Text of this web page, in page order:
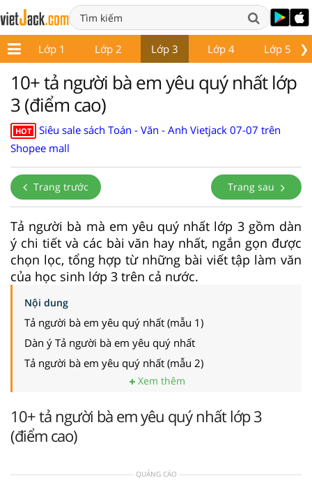
❯
Lớp 1 Lớp 2 Lớp 3 Lớp 4 Lớp 5
10+ tả người bà em yêu quý nhất lớp
3 (điểm cao)
HOT
Siêu sale sách Toán - Văn - Anh Vietjack 07-07 trên
Shopee mall
Trang trước Trang sau
Tả người bà mà em yêu quý nhất lớp 3 gồm dàn
ý chi tiết và các bài văn hay nhất, ngắn gọn được
chọn lọc, tổng hợp từ những bài viết tập làm văn
của học sinh lớp 3 trên cả nước.
Nội dung
Tả người bà em yêu quý nhất (mẫu 1)
Dàn ý Tả người bà em yêu quý nhất
Tả người bà em yêu quý nhất (mẫu 2)
Xem thêm
10+ tả người bà em yêu quý nhất lớp 3
(điểm cao)
QUẢNG CÁO